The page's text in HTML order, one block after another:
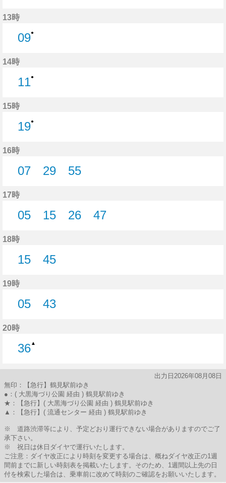
13時
09●
14時
11●
15時
19●
16時
07
29
55
17時
05
15
26
47
18時
15
45
19時
05
43
20時
36▲
出力日2026年08月08日
無印：【急行】鶴見駅前ゆき
●：( 大黒海づり公園 経由 ) 鶴見駅前ゆき
★：【急行】( 大黒海づり公園 経由 ) 鶴見駅前ゆき
▲：【急行】( 流通センター 経由 ) 鶴見駅前ゆき
※ 道路渋滞等により、予定どおり運行できない場合がありますのでご了
承下さい。
※ 祝日は休日ダイヤで運行いたします。
ご注意：ダイヤ改正により時刻を変更する場合は、概ねダイヤ改正の1週
間前までに新しい時刻表を掲載いたします。そのため、1週間以上先の日
付を検索した場合は、乗車前に改めて時刻のご確認をお願いいたします。